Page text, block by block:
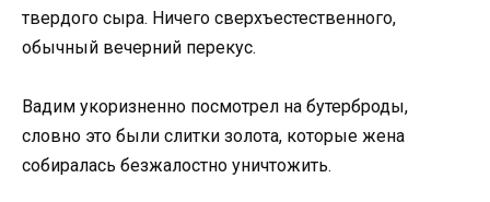
твердого сыра. Ничего сверхъестественного,
обычный вечерний перекус.
Вадим укоризненно посмотрел на бутерброды,
словно это были слитки золота, которые жена
собиралась безжалостно уничтожить.